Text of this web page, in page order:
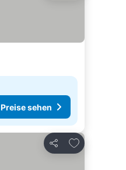
Preise sehen
Teilen
Zu Favoriten